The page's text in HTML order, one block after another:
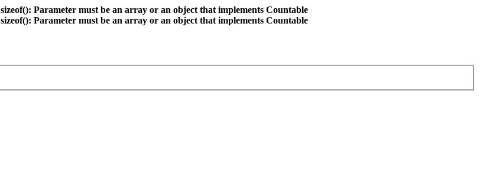
sizeof(): Parameter must be an array or an object that implements Countable
sizeof(): Parameter must be an array or an object that implements Countable